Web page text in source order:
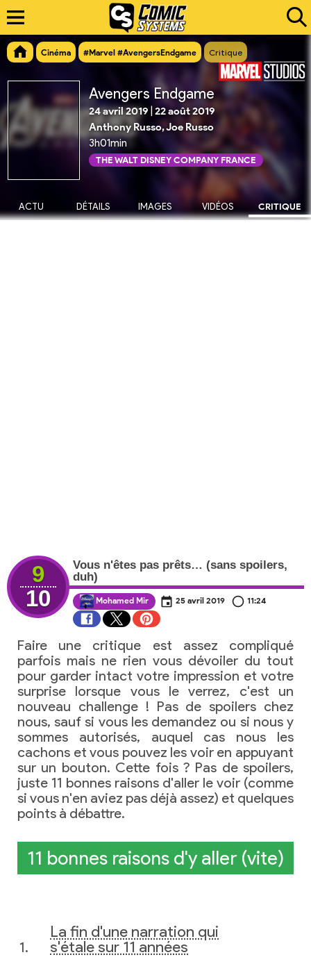
Cinéma #Marvel #AvengersEndgame Critique
Avengers Endgame
24 avril 2019 22 août 2019
Anthony Russo, Joe Russo
3h01min
THE WALT DISNEY COMPANY FRANCE
ACTU DÉTAILS IMAGES VIDÉOS CRITIQUE
9
10
Vous n'êtes pas prêts… (sans spoilers,
duh)
Mohamed Mir 25 avril 2019 11:24
Faire une critique est assez compliqué
parfois mais ne rien vous dévoiler du tout
pour garder intact votre impression et votre
surprise lorsque vous le verrez, c'est un
nouveau challenge ! Pas de spoilers chez
nous, sauf si vous les demandez ou si nous y
sommes autorisés, auquel cas nous les
cachons et vous pouvez les voir en appuyant
sur un bouton. Cette fois ? Pas de spoilers,
juste 11 bonnes raisons d'aller le voir (comme
si vous n'en aviez pas déjà assez) et quelques
points à débattre.
11 bonnes raisons d'y aller (vite)
La fin d'une narration qui
s'étale sur 11 années